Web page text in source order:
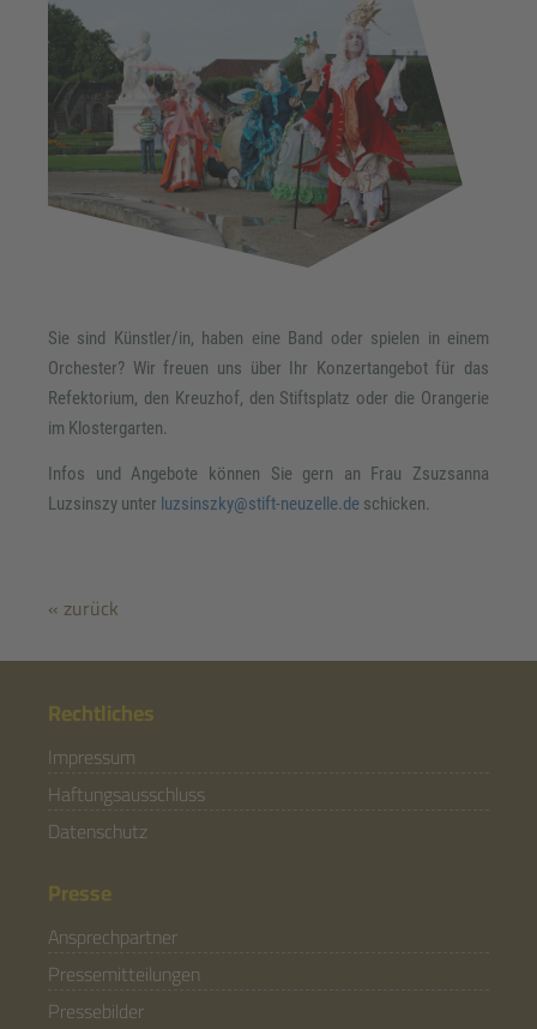
Sie sind Künstler/in, haben eine Band oder spielen in einem
Orchester? Wir freuen uns über Ihr Konzertangebot für das
Refektorium, den Kreuzhof, den Stiftsplatz oder die Orangerie
im Klostergarten.
Infos und Angebote können Sie gern an Frau Zsuzsanna
Luzsinszy unter luzsinszky@stift-neuzelle.de schicken.
« zurück
Rechtliches
Impressum
Haftungsausschluss
Datenschutz
Presse
Ansprechpartner
Pressemitteilungen
Pressebilder